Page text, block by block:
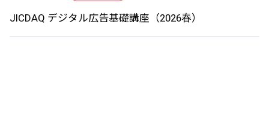
JICDAQ デジタル広告基礎講座（2026春）